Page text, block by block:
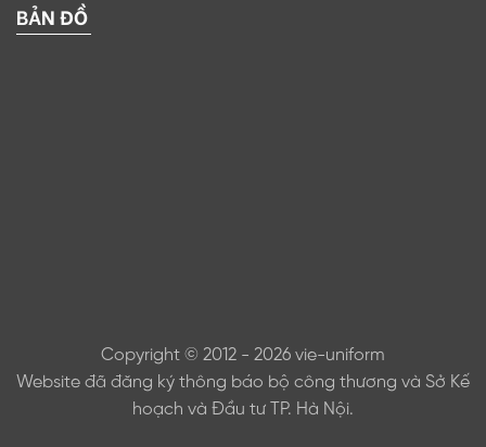
BẢN ĐỒ
Copyright © 2012 - 2026 vie-uniform
Website đã đăng ký thông báo bộ công thương và Sở Kế
hoạch và Đầu tư TP. Hà Nội.